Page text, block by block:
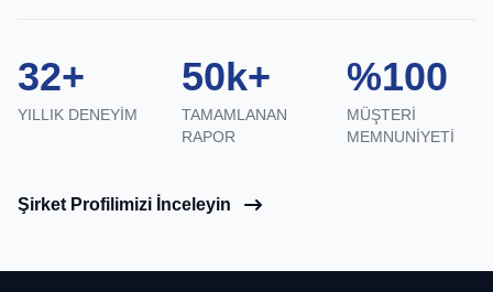
32+
YILLIK DENEYIM
50k+
TAMAMLANAN
RAPOR
%100
MÜŞTERI
MEMNUNIYETI
Şirket Profilimizi İnceleyin